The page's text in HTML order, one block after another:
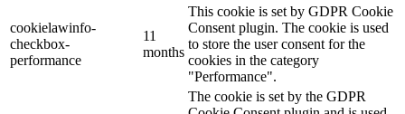
cookielawinfo-
checkbox-
performance
11
months
This cookie is set by GDPR Cookie
Consent plugin. The cookie is used
to store the user consent for the
cookies in the category
"Performance".
The cookie is set by the GDPR